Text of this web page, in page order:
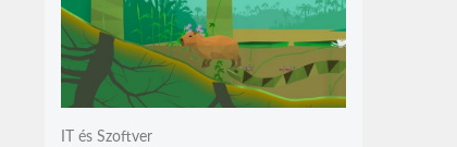
reflektorfényben
IT és Szoftver